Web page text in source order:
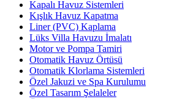
Kapalı Havuz Sistemleri
Kışlık Havuz Kapatma
Liner (PVC) Kaplama
Lüks Villa Havuzu İmalatı
Motor ve Pompa Tamiri
Otomatik Havuz Örtüsü
Otomatik Klorlama Sistemleri
Özel Jakuzi ve Spa Kurulumu
Özel Tasarım Şelaleler